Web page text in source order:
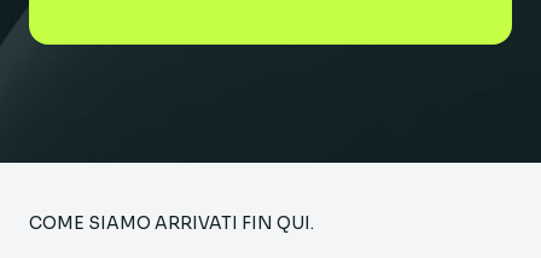
COME SIAMO ARRIVATI FIN QUI.